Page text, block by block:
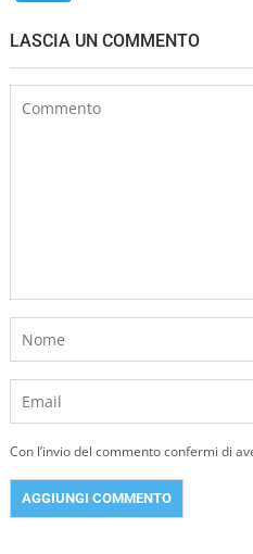
LASCIA UN COMMENTO
Con l’invio del commento confermi di